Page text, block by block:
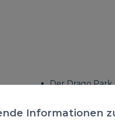
Der Drago
Die
Informationen